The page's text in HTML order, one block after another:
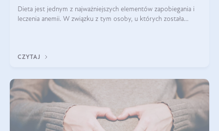
Dieta jest jednym z najważniejszych elementów zapobiegania i
leczenia anemii. W związku z tym osoby, u których została
CZYTAJ